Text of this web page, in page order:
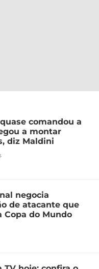
comandou a
a montar
diz Maldini
negocia
de atacante que
Copa do Mundo